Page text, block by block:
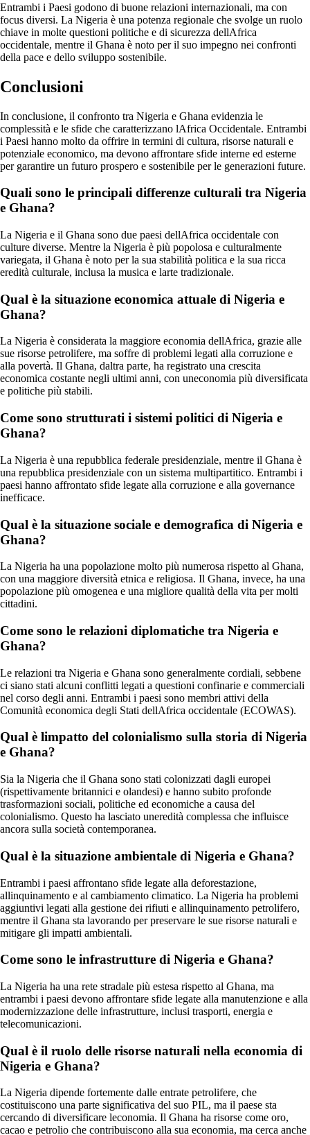
Entrambi i Paesi godono di buone relazioni internazionali, ma con
focus diversi. La Nigeria è una potenza regionale che svolge un ruolo
chiave in molte questioni politiche e di sicurezza dellAfrica
occidentale, mentre il Ghana è noto per il suo impegno nei confronti
della pace e dello sviluppo sostenibile.
Conclusioni
In conclusione, il confronto tra Nigeria e Ghana evidenzia le
complessità e le sfide che caratterizzano lAfrica Occidentale. Entrambi
i Paesi hanno molto da offrire in termini di cultura, risorse naturali e
potenziale economico, ma devono affrontare sfide interne ed esterne
per garantire un futuro prospero e sostenibile per le generazioni future.
Quali sono le principali differenze culturali tra Nigeria
e Ghana?
La Nigeria e il Ghana sono due paesi dellAfrica occidentale con
culture diverse. Mentre la Nigeria è più popolosa e culturalmente
variegata, il Ghana è noto per la sua stabilità politica e la sua ricca
eredità culturale, inclusa la musica e larte tradizionale.
Qual è la situazione economica attuale di Nigeria e
Ghana?
La Nigeria è considerata la maggiore economia dellAfrica, grazie alle
sue risorse petrolifere, ma soffre di problemi legati alla corruzione e
alla povertà. Il Ghana, daltra parte, ha registrato una crescita
economica costante negli ultimi anni, con uneconomia più diversificata
e politiche più stabili.
Come sono strutturati i sistemi politici di Nigeria e
Ghana?
La Nigeria è una repubblica federale presidenziale, mentre il Ghana è
una repubblica presidenziale con un sistema multipartitico. Entrambi i
paesi hanno affrontato sfide legate alla corruzione e alla governance
inefficace.
Qual è la situazione sociale e demografica di Nigeria e
Ghana?
La Nigeria ha una popolazione molto più numerosa rispetto al Ghana,
con una maggiore diversità etnica e religiosa. Il Ghana, invece, ha una
popolazione più omogenea e una migliore qualità della vita per molti
cittadini.
Come sono le relazioni diplomatiche tra Nigeria e
Ghana?
Le relazioni tra Nigeria e Ghana sono generalmente cordiali, sebbene
ci siano stati alcuni conflitti legati a questioni confinarie e commerciali
nel corso degli anni. Entrambi i paesi sono membri attivi della
Comunità economica degli Stati dellAfrica occidentale (ECOWAS).
Qual è limpatto del colonialismo sulla storia di Nigeria
e Ghana?
Sia la Nigeria che il Ghana sono stati colonizzati dagli europei
(rispettivamente britannici e olandesi) e hanno subito profonde
trasformazioni sociali, politiche ed economiche a causa del
colonialismo. Questo ha lasciato uneredità complessa che influisce
ancora sulla società contemporanea.
Qual è la situazione ambientale di Nigeria e Ghana?
Entrambi i paesi affrontano sfide legate alla deforestazione,
allinquinamento e al cambiamento climatico. La Nigeria ha problemi
aggiuntivi legati alla gestione dei rifiuti e allinquinamento petrolifero,
mentre il Ghana sta lavorando per preservare le sue risorse naturali e
mitigare gli impatti ambientali.
Come sono le infrastrutture di Nigeria e Ghana?
La Nigeria ha una rete stradale più estesa rispetto al Ghana, ma
entrambi i paesi devono affrontare sfide legate alla manutenzione e alla
modernizzazione delle infrastrutture, inclusi trasporti, energia e
telecomunicazioni.
Qual è il ruolo delle risorse naturali nella economia di
Nigeria e Ghana?
La Nigeria dipende fortemente dalle entrate petrolifere, che
costituiscono una parte significativa del suo PIL, ma il paese sta
cercando di diversificare leconomia. Il Ghana ha risorse come oro,
cacao e petrolio che contribuiscono alla sua economia, ma cerca anche